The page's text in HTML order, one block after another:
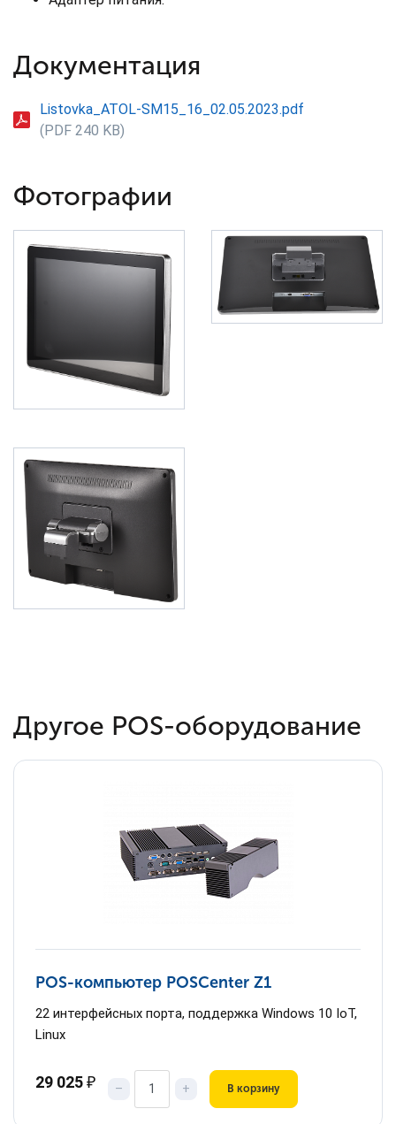
Документация
Listovka_ATOL-SM15_16_02.05.2023.pdf
(PDF 240 KB)
Фотографии
Другое POS-оборудование
POS-компьютер POSCenter Z1
22 интерфейсных порта, поддержка Windows 10 IoT,
Linux
29 025₽ – + В корзину